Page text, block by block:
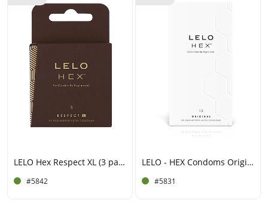
LELO Hex Respect XL (3 pack)
#5842
LELO - HEX Condoms Original (12 Pack)
#5831